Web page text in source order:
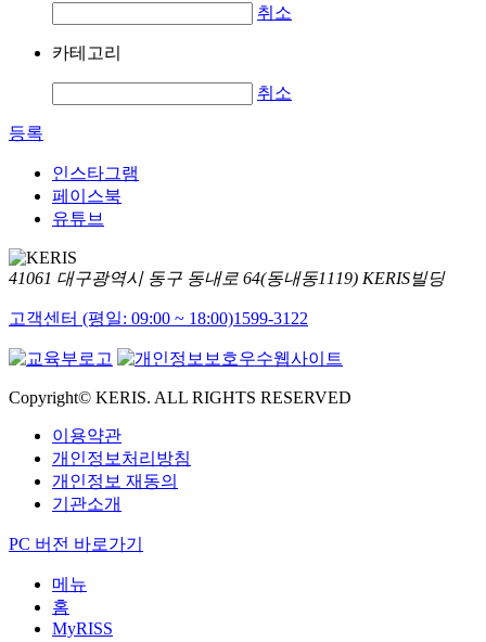
취소
카테고리
취소
등록
인스타그램
페이스북
유튜브
41061 대구광역시 동구 동내로 64(동내동1119) KERIS빌딩
고객센터 (평일: 09:00 ~ 18:00)1599-3122
Copyright© KERIS. ALL RIGHTS RESERVED
이용약관
개인정보처리방침
개인정보 재동의
기관소개
PC 버전 바로가기
메뉴
홈
MyRISS